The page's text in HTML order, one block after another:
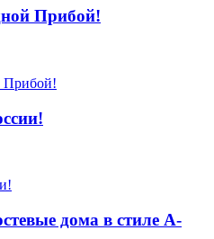
Прибой!
дома в стиле А-